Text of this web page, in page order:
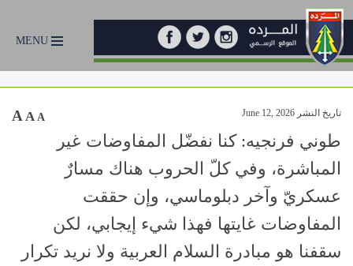
MENU
تاريخ النشر June 12, 2026 A A A
طوني فرنجيه: كنا نفضّل المفاوضات غير
المباشرة، وفي كلّ الحروب هناك مسارٌ
عسكريّ وآخر دبلوماسي، وإن حققت
المفاوضات غايتها فهذا شيء إيجابي، لكن
سقفنا هو مبادرة السلام العربية ولا نريد تكرار